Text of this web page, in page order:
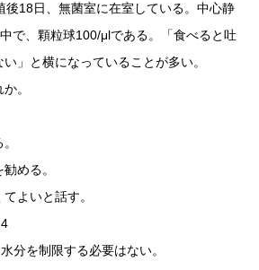
18日、無菌室に在室している。中心静
で、顆粒球100/μlである。「食べると吐
」と横になっていることが多い。
。
める。
よいと話す。
を制限する必要はない。